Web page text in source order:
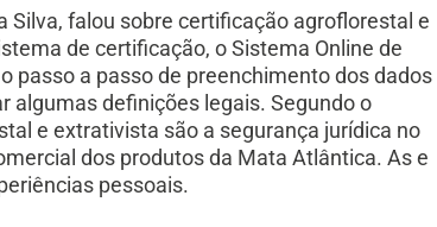
Silva, falou sobre certificação agroflorestal e
de certificação, o Sistema Online de
passo a passo de preenchimento dos dados
algumas definições legais. Segundo o
e extrativista são a segurança jurídica no
dos produtos da Mata Atlântica. As e
pessoais.